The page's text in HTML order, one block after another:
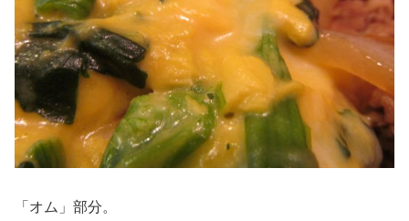
「オム」部分。